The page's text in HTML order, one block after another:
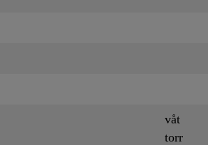
våt
torr